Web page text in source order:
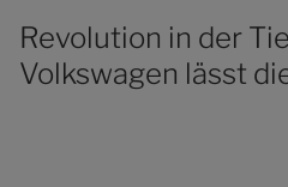
Revolution in der
Volkswagen lässt